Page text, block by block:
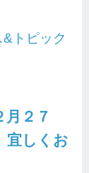
トピック
月２７
宜しくお